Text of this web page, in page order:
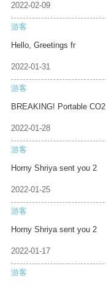
2022-02-09
游客
Hello, Greetings fr
2022-01-31
游客
BREAKING! Portable CO2
2022-01-28
游客
Horny Shriya sent you 2
2022-01-25
游客
Horny Shriya sent you 2
2022-01-17
游客